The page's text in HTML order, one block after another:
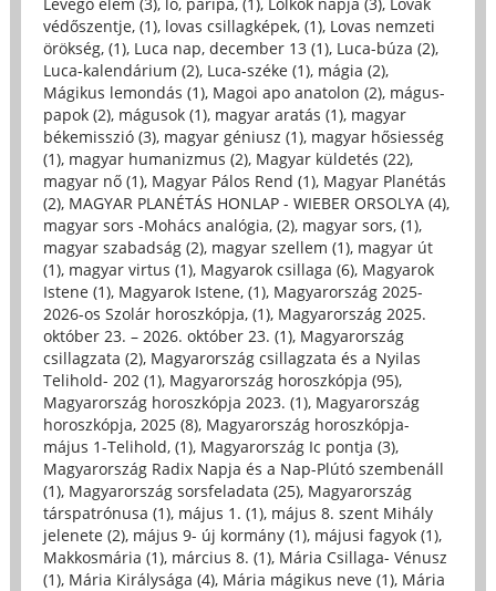
védőszentje, (1), lovas csillagképek, (1), Lovas nemzeti
örökség, (1), Luca nap, december 13 (1), Luca-búza (2),
Luca-kalendárium (2), Luca-széke (1), mágia (2),
Mágikus lemondás (1), Magoi apo anatolon (2), mágus-
papok (2), mágusok (1), magyar aratás (1), magyar
békemisszió (3), magyar géniusz (1), magyar hősiesség
(1), magyar humanizmus (2), Magyar küldetés (22),
magyar nő (1), Magyar Pálos Rend (1), Magyar Planétás
(2), MAGYAR PLANÉTÁS HONLAP - WIEBER ORSOLYA (4),
magyar sors -Mohács analógia, (2), magyar sors, (1),
magyar szabadság (2), magyar szellem (1), magyar út
(1), magyar virtus (1), Magyarok csillaga (6), Magyarok
Istene (1), Magyarok Istene, (1), Magyarország 2025-
2026-os Szolár horoszkópja, (1), Magyarország 2025.
október 23. – 2026. október 23. (1), Magyarország
csillagzata (2), Magyarország csillagzata és a Nyilas
Telihold- 202 (1), Magyarország horoszkópja (95),
Magyarország horoszkópja 2023. (1), Magyarország
horoszkópja, 2025 (8), Magyarország horoszkópja-
május 1-Telihold, (1), Magyarország Ic pontja (3),
Magyarország Radix Napja és a Nap-Plútó szembenáll
(1), Magyarország sorsfeladata (25), Magyarország
társpatrónusa (1), május 1. (1), május 8. szent Mihály
jelenete (2), május 9- új kormány (1), májusi fagyok (1),
Makkosmária (1), március 8. (1), Mária Csillaga- Vénusz
(1), Mária Királysága (4), Mária mágikus neve (1), Mária